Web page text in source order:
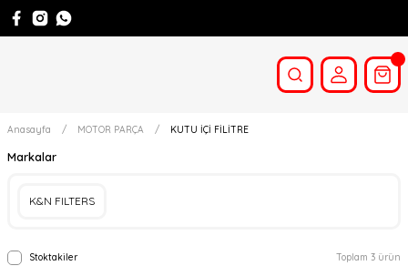
Anasayfa MOTOR PARÇA KUTU İÇİ FİLİTRE
Markalar
K&N FILTERS
Stoktakiler Toplam 3 ürün